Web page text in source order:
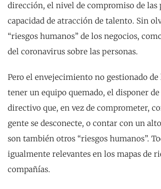
dirección, el nivel de compromiso de las
capacidad de atracción de talento. Sin
“riesgos humanos” de los negocios,
del coronavirus sobre las personas.
Pero el envejecimiento no gestionado
tener un equipo quemado, el disponer
directivo que, en vez de comprometer,
gente se desconecte, o contar con un
son también otros “riesgos humanos”.
igualmente relevantes en los mapas de
compañías.